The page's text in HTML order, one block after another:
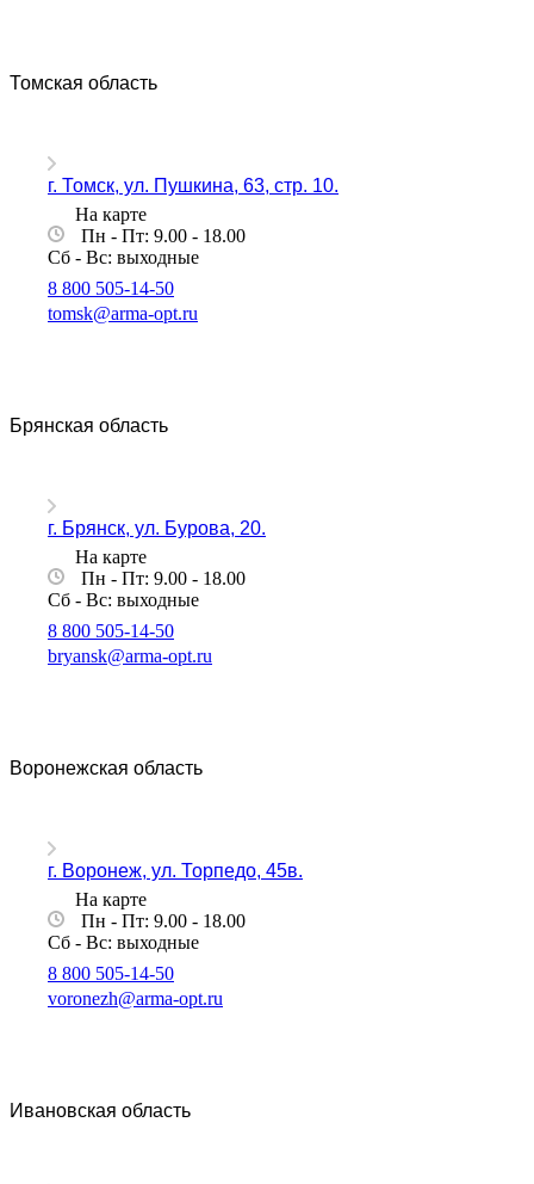
Томская область
г. Томск, ул. Пушкина, 63, стр. 10.
На карте
Пн - Пт: 9.00 - 18.00
Сб - Вс: выходные
8 800 505-14-50
tomsk@arma-opt.ru
Брянская область
г. Брянск, ул. Бурова, 20.
На карте
Пн - Пт: 9.00 - 18.00
Сб - Вс: выходные
8 800 505-14-50
bryansk@arma-opt.ru
Воронежская область
г. Воронеж, ул. Торпедо, 45в.
На карте
Пн - Пт: 9.00 - 18.00
Сб - Вс: выходные
8 800 505-14-50
voronezh@arma-opt.ru
Ивановская область